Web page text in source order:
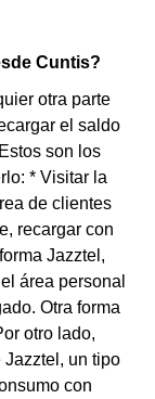
Cuntis?
otra parte
el saldo
son los
* Visitar la
de clientes
recargar con
Jazztel,
área personal
Otra forma
otro lado,
Jazztel, un tipo
con